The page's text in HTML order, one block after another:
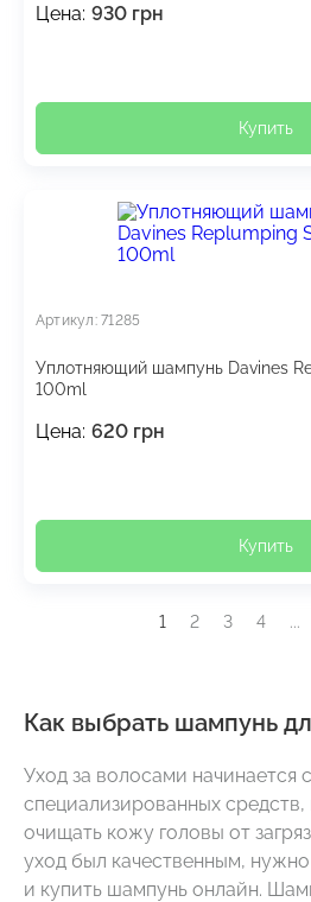
Цена: 930 грн
Купить
Артикул: 71285
Уплотняющий шампунь Davines
100ml
Цена: 620 грн
Купить
1 2 3 4 ...
Как выбрать шампунь
Уход за волосами начинается
специализированных
очищать кожу головы от
уход был качественным,
и купить шампунь онлайн.